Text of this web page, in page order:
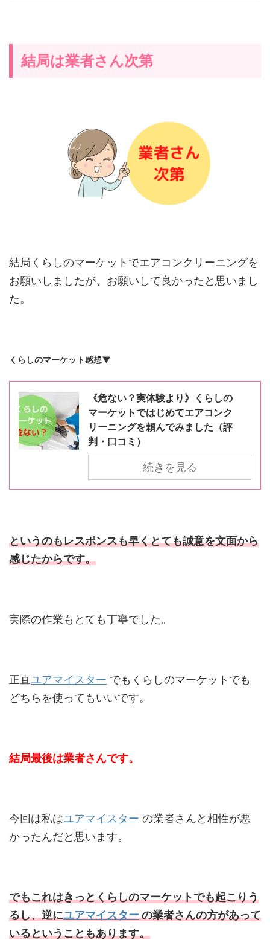
結局は業者さん次第
結局くらしのマーケットでエアコンクリーニングを
お願いしましたが、お願いして良かったと思いまし
た。
くらしのマーケット感想▼
《危ない？実体験より》くらしの
マーケットではじめてエアコンク
リーニングを頼んでみました（評
判・口コミ）
続きを見る
というのもレスポンスも早くとても誠意を文面から
感じたからです。
実際の作業もとても丁寧でした。
正直ユアマイスター でもくらしのマーケットでも
どちらを使ってもいいです。
結局最後は業者さんです。
今回は私はユアマイスター の業者さんと相性が悪
かったんだと思います。
でもこれはきっとくらしのマーケットでも起こりう
るし、逆にユアマイスターの業者さんの方があって
いるということもあります。